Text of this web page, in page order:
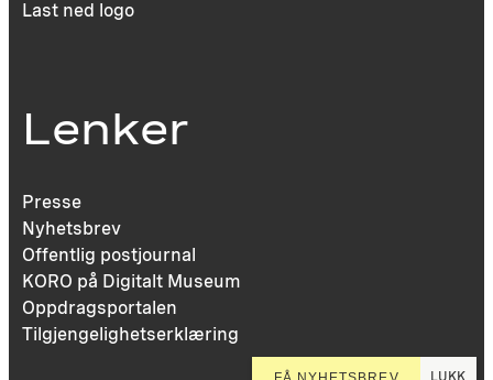
Last ned logo
Lenker
Presse
Nyhetsbrev
Offentlig postjournal
KORO på Digitalt Museum
Oppdragsportalen
Tilgjengelighetserklæring
LUKK